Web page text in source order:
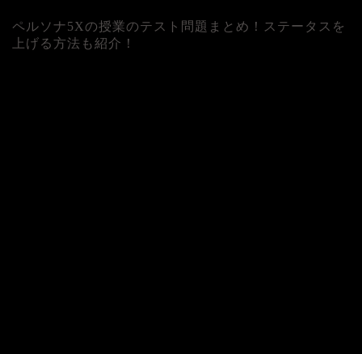
ペルソナ5Xの授業のテスト問題まとめ！ステータスを
上げる方法も紹介！